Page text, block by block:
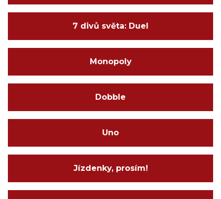
7 divů světa: Duel
Monopoly
Dobble
Uno
Jízdenky, prosím!